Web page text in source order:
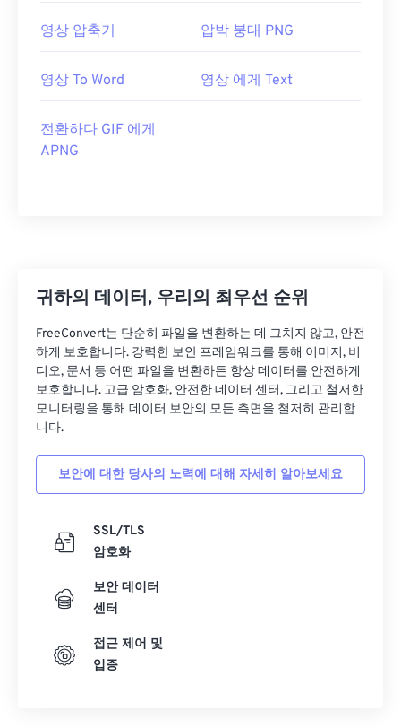
영상 압축기 압박 붕대 PNG
영상 To Word 영상 에게 Text
전환하다 GIF 에게
APNG
귀하의 데이터, 우리의 최우선 순위
FreeConvert는 단순히 파일을 변환하는 데 그치지 않고, 안전
하게 보호합니다. 강력한 보안 프레임워크를 통해 이미지, 비
디오, 문서 등 어떤 파일을 변환하든 항상 데이터를 안전하게
보호합니다. 고급 암호화, 안전한 데이터 센터, 그리고 철저한
모니터링을 통해 데이터 보안의 모든 측면을 철저히 관리합
니다.
보안에 대한 당사의 노력에 대해 자세히 알아보세요
SSL/TLS
암호화
보안 데이터
센터
접근 제어 및
입증